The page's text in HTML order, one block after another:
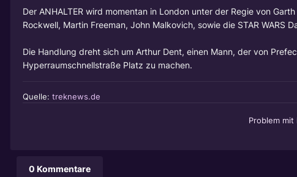
Der ANHALTER wird momentan in London unter der Regie von
Rockwell, Martin Freeman, John Malkovich, sowie die STAR WARS
Die Handlung dreht sich um Arthur Dent, einen Mann, der von
Hyperraumschnellstraße Platz zu machen.
Quelle: treknews.de
Problem
0 Kommentare